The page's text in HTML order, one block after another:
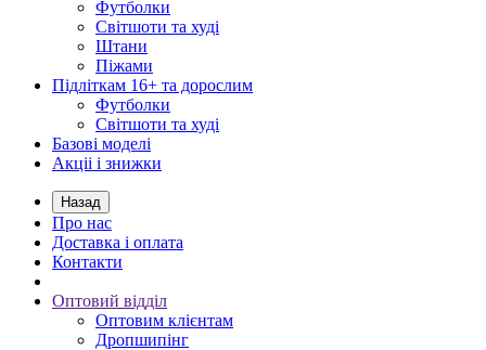
Футболки
Світшоти та худі
Штани
Піжами
Підліткам 16+ та дорослим
Футболки
Світшоти та худі
Базові моделі
Акціі і знижки
Назад
Про нас
Доставка і оплата
Контакти
Оптовий відділ
Оптовим клієнтам
Дропшипінг